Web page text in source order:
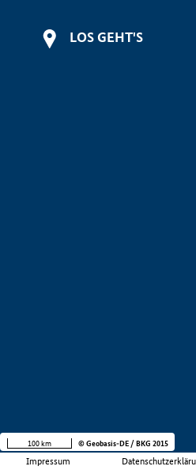
LOS GEHT'S
Impressum
100 km © Geobasis-DE / BKG 2015